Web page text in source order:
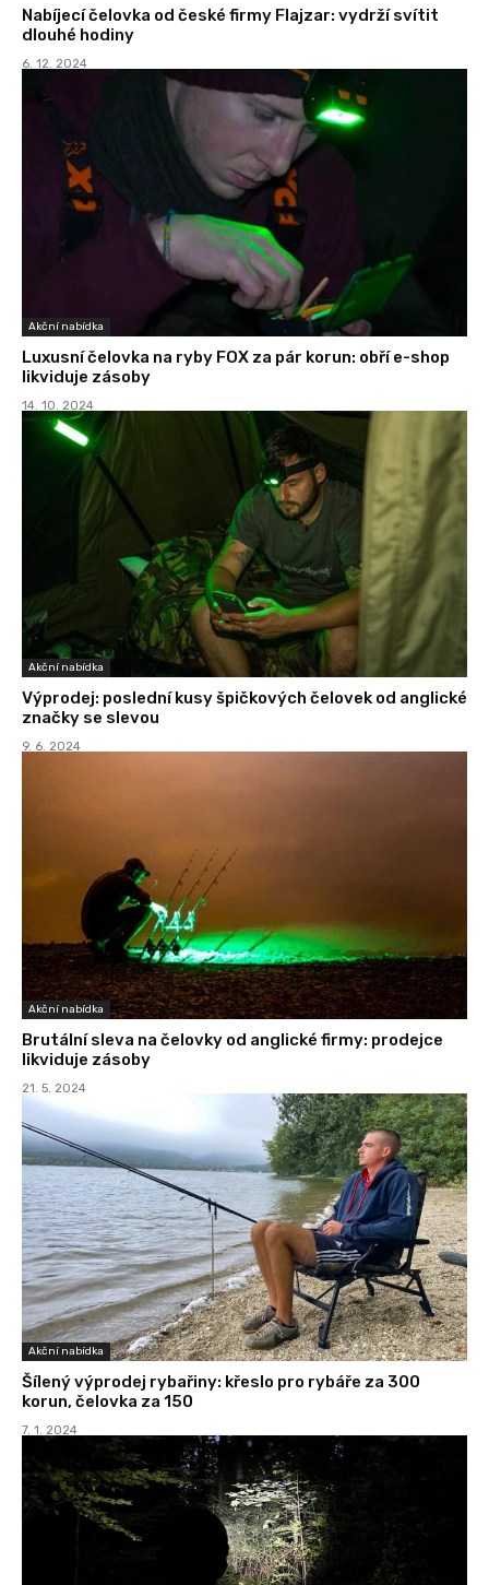
Nabíjecí čelovka od české firmy Flajzar: vydrží svítit
dlouhé hodiny
6. 12. 2024
Akční nabídka
Luxusní čelovka na ryby FOX za pár korun: obří e-shop
likviduje zásoby
14. 10. 2024
Akční nabídka
Výprodej: poslední kusy špičkových čelovek od anglické
značky se slevou
9. 6. 2024
Akční nabídka
Brutální sleva na čelovky od anglické firmy: prodejce
likviduje zásoby
21. 5. 2024
Akční nabídka
Šílený výprodej rybařiny: křeslo pro rybáře za 300
korun, čelovka za 150
7. 1. 2024